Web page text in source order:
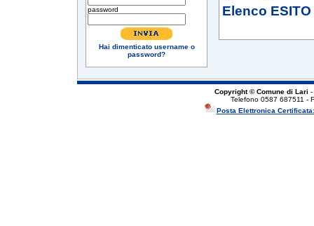
password
Hai dimenticato username o
password?
Elenco
Copyright © Comune di Lari -
Telefono 0587 687511 -
Posta Elettronica Certificata: